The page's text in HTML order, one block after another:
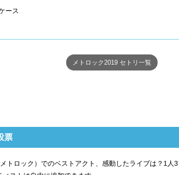
ース
メトロック2019 セトリ一覧
票
トロック）でのベストアクト、感動したライブは？1人3